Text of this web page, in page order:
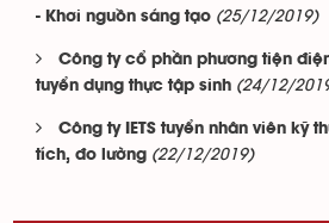
- Khơi nguồn sáng tạo (25/12/2019)
Công ty cổ phần phương tiện
tuyển dụng thực tập sinh (24/12/
Công ty IETS tuyển nhân viên kỹ
tích, đo lường (22/12/2019)